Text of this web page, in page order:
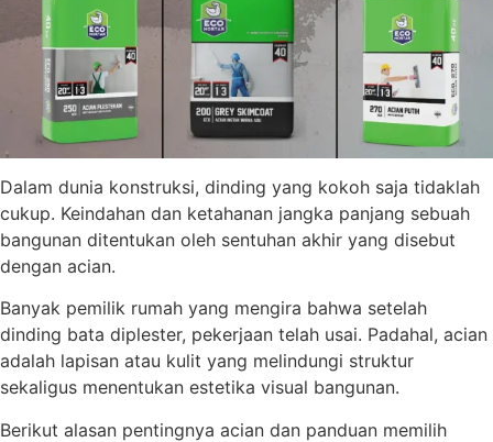
Dalam dunia konstruksi, dinding yang kokoh saja tidaklah
cukup. Keindahan dan ketahanan jangka panjang sebuah
bangunan ditentukan oleh sentuhan akhir yang disebut
dengan acian.
Banyak pemilik rumah yang mengira bahwa setelah
dinding bata diplester, pekerjaan telah usai. Padahal, acian
adalah lapisan atau kulit yang melindungi struktur
sekaligus menentukan estetika visual bangunan.
Berikut alasan pentingnya acian dan panduan memilih